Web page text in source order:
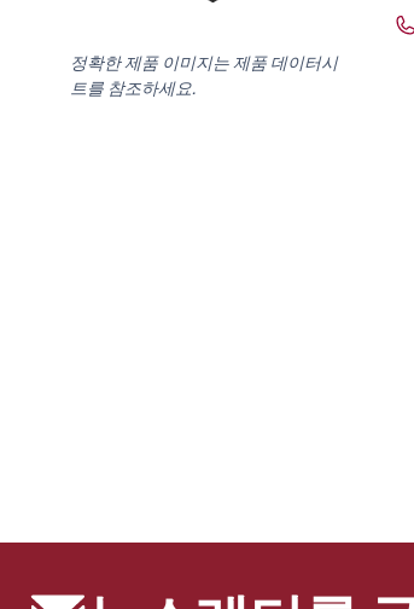
정확한 제품 이미지는 제품 데이터시
트를 참조하세요.